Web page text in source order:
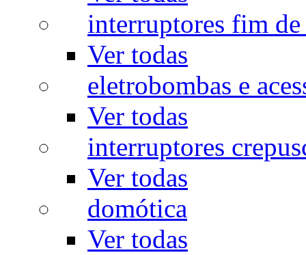
interruptores fim de
Ver todas
eletrobombas e
Ver todas
interruptores
Ver todas
domótica
Ver todas